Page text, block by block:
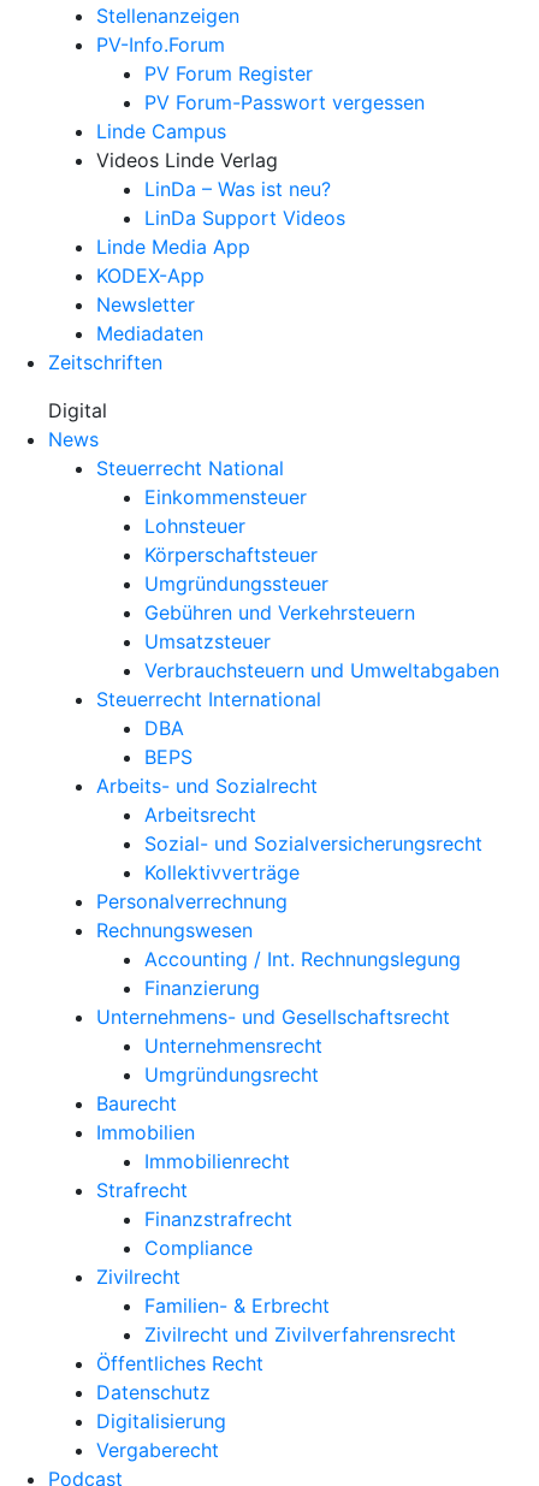
Stellenanzeigen
PV-Info.Forum
PV Forum Register
PV Forum-Passwort vergessen
Linde Campus
Videos Linde Verlag
LinDa – Was ist neu?
LinDa Support Videos
Linde Media App
KODEX-App
Newsletter
Mediadaten
Zeitschriften
Digital
News
Steuerrecht National
Einkommensteuer
Lohnsteuer
Körperschaftsteuer
Umgründungssteuer
Gebühren und Verkehrsteuern
Umsatzsteuer
Verbrauchsteuern und Umweltabgaben
Steuerrecht International
DBA
BEPS
Arbeits- und Sozialrecht
Arbeitsrecht
Sozial- und Sozialversicherungsrecht
Kollektivverträge
Personalverrechnung
Rechnungswesen
Accounting / Int. Rechnungslegung
Finanzierung
Unternehmens- und Gesellschaftsrecht
Unternehmensrecht
Umgründungsrecht
Baurecht
Immobilien
Immobilienrecht
Strafrecht
Finanzstrafrecht
Compliance
Zivilrecht
Familien- & Erbrecht
Zivilrecht und Zivilverfahrensrecht
Öffentliches Recht
Datenschutz
Digitalisierung
Vergaberecht
Podcast